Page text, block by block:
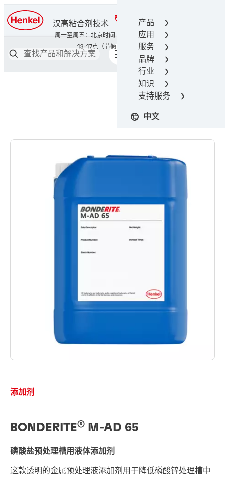
产品
应用
服务
品牌
行业
知识
支持服务
中文
汉高粘合剂技术 400-666-7306
添加剂
BONDERITE® M-AD 65
磷酸盐预处理槽用液体添加剂
这款透明的金属预处理液添加剂用于降低磷酸锌处理槽中